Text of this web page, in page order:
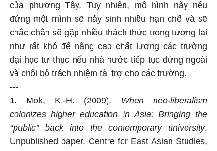
của phương Tây. Tuy nhiên, mô hình này nếu
đứng một mình sẽ nảy sinh nhiều hạn chế và sẽ
chắc chắn sẽ gặp nhiều thách thức trong tương lai
như rất khó để nâng cao chất lượng các trường
đại học tư thục nếu nhà nước tiếp tục đứng ngoài
và chối bỏ trách nhiệm tài trợ cho các trường.
---
1. Mok, K.-H. (2009). When neo-liberalism
colonizes higher education in Asia: Bringing the
‘‘public’’ back into the contemporary university.
Unpublished paper. Centre for East Asian Studies,